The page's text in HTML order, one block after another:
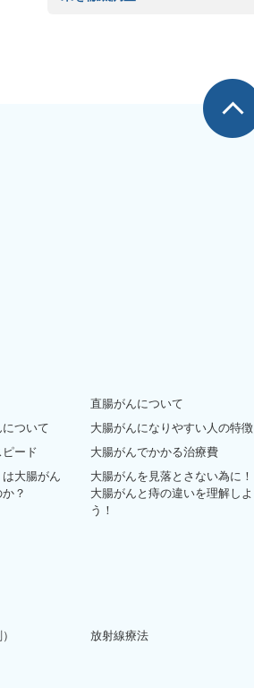
直腸がんについて
ついて
大腸がんになりやすい人の特徴
ード
大腸がんでかかる治療費
大腸がん
？
大腸がんを見落とさない為に！
大腸がんと痔の違いを理解しよ
う！
放射線療法